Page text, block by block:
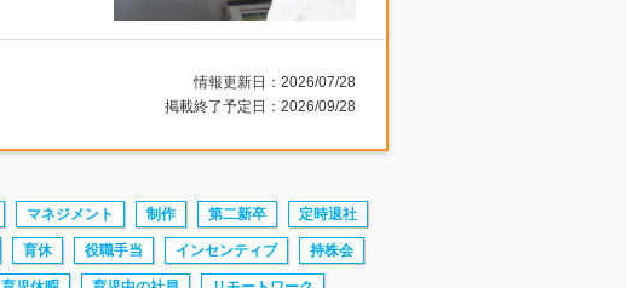
情報更新日：2026/07/28
掲載終了予定日：2026/09/28
マネジメント 制作 第二新卒 定時退社
育休 役職手当 インセンティブ 持株会